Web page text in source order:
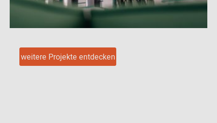
weitere Projekte entdecken